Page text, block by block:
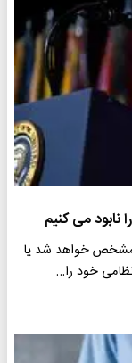
می کنیم
مشخص خواهد شد یا
خود را…